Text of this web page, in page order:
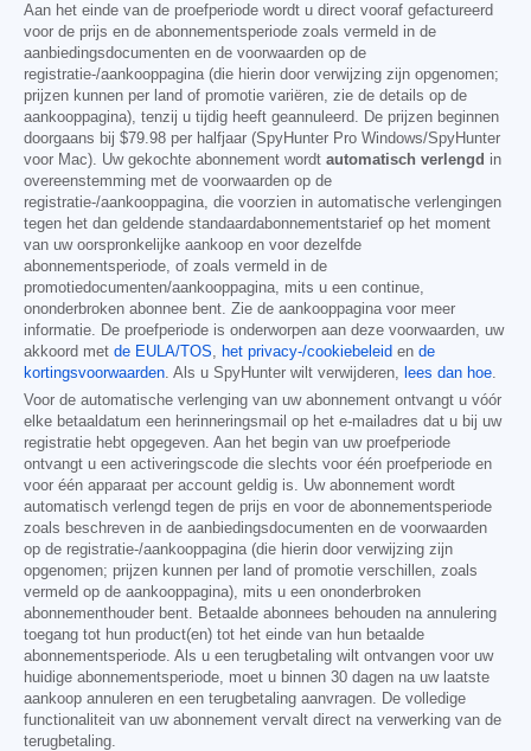
Aan het einde van de proefperiode wordt u direct vooraf gefactureerd
voor de prijs en de abonnementsperiode zoals vermeld in de
aanbiedingsdocumenten en de voorwaarden op de
registratie-/aankooppagina (die hierin door verwijzing zijn opgenomen;
prijzen kunnen per land of promotie variëren, zie de details op de
aankooppagina), tenzij u tijdig heeft geannuleerd. De prijzen beginnen
doorgaans bij $79.98 per halfjaar (SpyHunter Pro Windows/SpyHunter
voor Mac). Uw gekochte abonnement wordt automatisch verlengd in
overeenstemming met de voorwaarden op de
registratie-/aankooppagina, die voorzien in automatische verlengingen
tegen het dan geldende standaardabonnementstarief op het moment
van uw oorspronkelijke aankoop en voor dezelfde
abonnementsperiode, of zoals vermeld in de
promotiedocumenten/aankooppagina, mits u een continue,
ononderbroken abonnee bent. Zie de aankooppagina voor meer
informatie. De proefperiode is onderworpen aan deze voorwaarden, uw
akkoord met de EULA/TOS het privacy-/cookiebeleid en de
kortingsvoorwaarden . Als u SpyHunter wilt verwijderen, lees dan hoe
Voor de automatische verlenging van uw abonnement ontvangt u vóór
elke betaaldatum een herinneringsmail op het e-mailadres dat u bij uw
registratie hebt opgegeven. Aan het begin van uw proefperiode
ontvangt u een activeringscode die slechts voor één proefperiode en
voor één apparaat per account geldig is. Uw abonnement wordt
automatisch verlengd tegen de prijs en voor de abonnementsperiode
zoals beschreven in de aanbiedingsdocumenten en de voorwaarden
op de registratie-/aankooppagina (die hierin door verwijzing zijn
opgenomen; prijzen kunnen per land of promotie verschillen, zoals
vermeld op de aankooppagina), mits u een ononderbroken
abonnementhouder bent. Betaalde abonnees behouden na annulering
toegang tot hun product(en) tot het einde van hun betaalde
abonnementsperiode. Als u een terugbetaling wilt ontvangen voor uw
huidige abonnementsperiode, moet u binnen 30 dagen na uw laatste
aankoop annuleren en een terugbetaling aanvragen. De volledige
functionaliteit van uw abonnement vervalt direct na verwerking van de
terugbetaling.